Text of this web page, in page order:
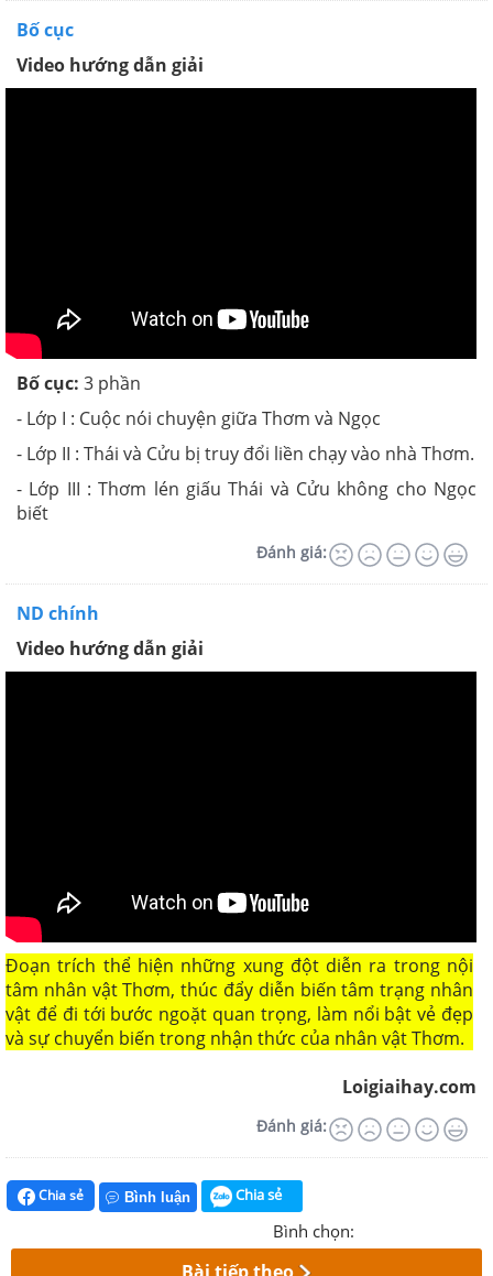
Bố cục
Video hướng dẫn giải
Bố cục: 3 phần
- Lớp I : Cuộc nói chuyện giữa Thơm và Ngọc
- Lớp II : Thái và Cửu bị truy đổi liền chạy vào nhà Thơm.
- Lớp III : Thơm lén giấu Thái và Cửu không cho Ngọc
biết
Đánh giá:
ND chính
Video hướng dẫn giải
Đoạn trích thể hiện những xung đột diễn ra trong nội
tâm nhân vật Thơm, thúc đẩy diễn biến tâm trạng nhân
vật để đi tới bước ngoặt quan trọng, làm nổi bật vẻ đẹp
và sự chuyển biến trong nhận thức của nhân vật Thơm.
Loigiaihay.com
Đánh giá:
Chia sẻ Bình luận Chia sẻ
Bình chọn: